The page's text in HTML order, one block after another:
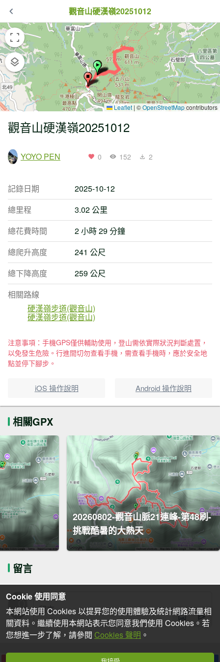
觀音山硬漢嶺20251012
Leaflet | ©OpenStreetMapcontributors
觀音山硬漢嶺20251012
YOYO PEN 0 152 2
記錄日期
2025-10-12
總里程
3.02 公里
總花費時間
2 小時 29 分鐘
總爬升高度
241 公尺
總下降高度
259 公尺
相關路線
硬漢嶺步道(觀音山)
硬漢嶺步道(觀音山)
注意事項：手機GPS僅供輔助使用，登山需依實際狀況判斷處置，
以免發生危險。行進間切勿查看手機，需查看手機時，應於安全地
點並停下腳步。
iOS 操作說明 Android 操作說明
相關GPX
20260802-觀音山脈21連峰-第48刷-
挑戰酷暑的大熱天
留言
Cookie 使用同意
本網站使用 Cookies 以提昇您的使用體驗及統計網路流量相
關資料。繼續使用本網站表示您同意我們使用 Cookies。若
您想進一步了解，請參閱 Cookies 聲明 。